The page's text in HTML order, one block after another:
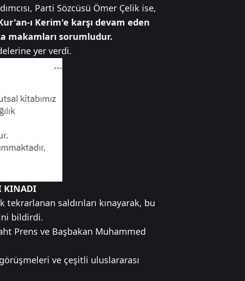
Parti Sözcüsü Ömer Çelik ise,
ı Kerim'e karşı devam eden
makamları sorumludur.
yer verdi.
KINADI
saldırıları kınayarak, bu
bildirdi.
Prens ve Başbakan Muhammed
ve çeşitli uluslararası